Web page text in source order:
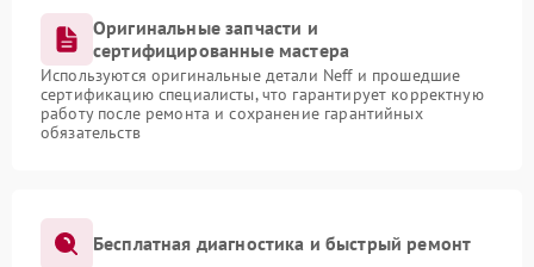
Оригинальные запчасти и
сертифицированные мастера
Используются оригинальные детали Neff и прошедшие
сертификацию специалисты, что гарантирует корректную
работу после ремонта и сохранение гарантийных
обязательств
Бесплатная диагностика и быстрый ремонт